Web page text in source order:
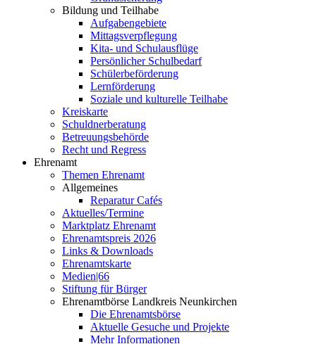
Bildung und Teilhabe
Aufgabengebiete
Mittagsverpflegung
Kita- und Schulausflüge
Persönlicher Schulbedarf
Schülerbeförderung
Lernförderung
Soziale und kulturelle Teilhabe
Kreiskarte
Schuldnerberatung
Betreuungsbehörde
Recht und Regress
Ehrenamt
Themen Ehrenamt
Allgemeines
Reparatur Cafés
Aktuelles/Termine
Marktplatz Ehrenamt
Ehrenamtspreis 2026
Links & Downloads
Ehrenamtskarte
Medien|66
Stiftung für Bürger
Ehrenamtbörse Landkreis Neunkirchen
Die Ehrenamtsbörse
Aktuelle Gesuche und Projekte
Mehr Informationen